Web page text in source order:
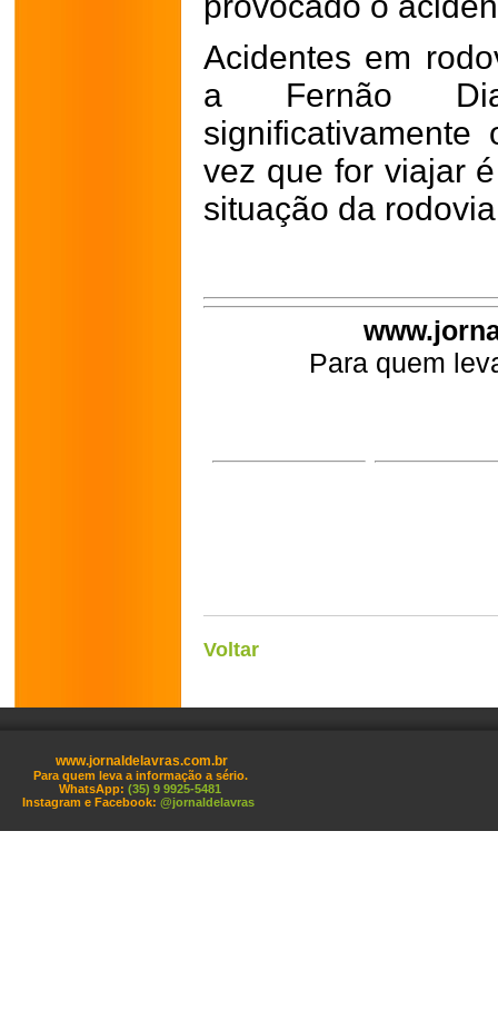
Acidentes em
a Fernão
vez que for viajar
situação da
Para quem
Voltar
www.jornaldelavras.com.br
Para quem leva a informação a sério.
WhatsApp: (35) 9 9925-5481
Instagram e Facebook: @jornaldelavras